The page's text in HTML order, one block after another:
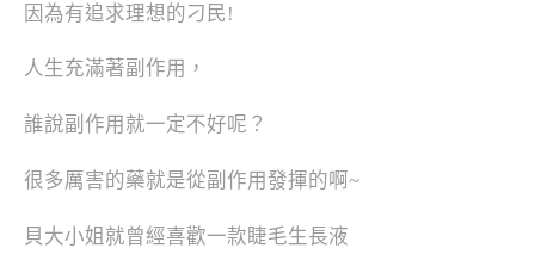
因為有追求理想的刁民!
人生充滿著副作用，
誰說副作用就一定不好呢？
很多厲害的藥就是從副作用發揮的啊~
貝大小姐就曾經喜歡一款睫毛生長液